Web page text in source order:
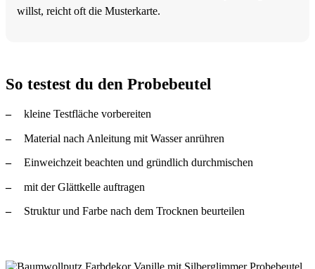
willst, reicht oft die Musterkarte.
So testest du den Probebeutel
kleine Testfläche vorbereiten
Material nach Anleitung mit Wasser anrühren
Einweichzeit beachten und gründlich durchmischen
mit der Glättkelle auftragen
Struktur und Farbe nach dem Trocknen beurteilen